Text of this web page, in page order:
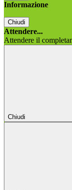
Informazione
Chiudi
Attendere...
Attendere il
Chiudi